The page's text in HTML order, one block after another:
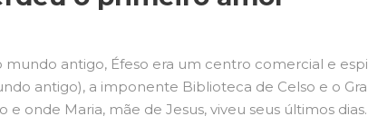
antigo, Éfeso era um centro comercial e
antigo), a imponente Biblioteca de Celso e o
onde Maria, mãe de Jesus, viveu seus últimos dias.